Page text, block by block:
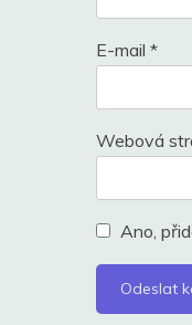
E-mail *
Webová
Ano,